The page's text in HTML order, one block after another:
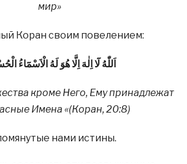
мир»
Коран своим повелением:
اَللّٰهُ لَٓا اِلٰهَ اِلَّا هُوَ لَهُ الْاَسْمَٓاءُ
кроме Него, Ему принадлежат
Имена «(Коран, 20:8)
нами истины.